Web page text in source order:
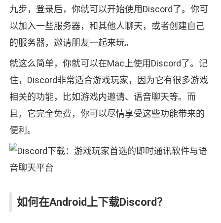
九步，登录后，你就可以开始使用Discord了。你可
以加入一些服务器，和其他人聊天，或者创建自己
的服务器，邀请朋友一起来玩。
就这么简单，你就可以在Mac上使用Discord了。记
住，Discord非常适合游戏玩家，因为它有很多游戏
相关的功能，比如游戏内邀请、语音聊天等。而
且，它完全免费，你可以尽情享受这些功能带来的
便利。
如何在Android上下载Discord？